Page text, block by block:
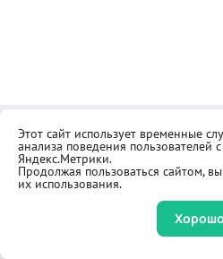
Контакты
Как купить
Реквизиты
Оферта
Правила
Этот сайт использует временные
анализа поведения пользователей
Яндекс.Метрики.
Продолжая пользоваться сайтом,
их использования.
Хорошо